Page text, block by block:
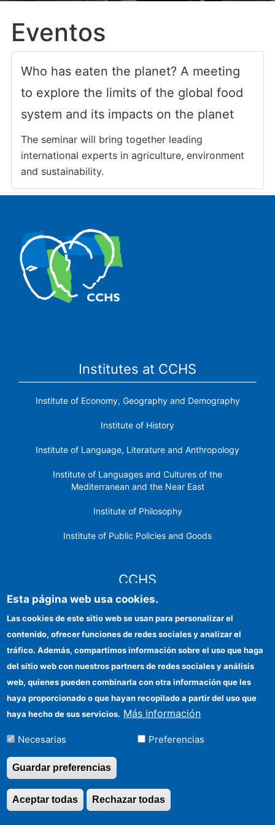
Eventos
Who has eaten the planet? A meeting
to explore the limits of the global food
system and its impacts on the planet
The seminar will bring together leading
international experts in agriculture, environment
and sustainability.
Institutes at CCHS
Institute of Economy, Geography and Demography
Institute of History
Institute of Language, Literature and Anthropology
Institute of Languages ​​and Cultures of the
Mediterranean and the Near East
Institute of Philosophy
Institute of Public Policies and Goods
CCHS
Institutional identity
FEDER funds
Funding entities
Contact
©Copyright 2026 Todos los derechos reservados
Esta página web usa cookies.
Las cookies de este sitio web se usan para personalizar el
contenido, ofrecer funciones de redes sociales y analizar el
tráfico. Además, compartimos información sobre el uso que haga
del sitio web con nuestros partners de redes sociales y análisis
web, quienes pueden combinarla con otra información que les
haya proporcionado o que hayan recopilado a partir del uso que
haya hecho de sus servicios. Más información
Necesarias Preferencias
Guardar preferencias
Rechazar todas
Aceptar todas